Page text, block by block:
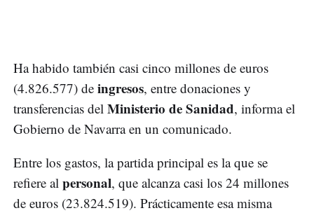
Ha habido también casi cinco millones de euros
(4.826.577) de ingresos, entre donaciones y
transferencias del Ministerio de Sanidad, informa el
Gobierno de Navarra en un comunicado.
Entre los gastos, la partida principal es la que se
refiere al personal, que alcanza casi los 24 millones
de euros (23.824.519). Prácticamente esa misma